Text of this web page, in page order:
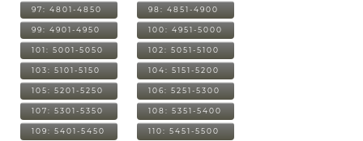
97: 4801-4850 98: 4851-4900
99: 4901-4950 100: 4951-5000
101: 5001-5050 102: 5051-5100
103: 5101-5150 104: 5151-5200
105: 5201-5250 106: 5251-5300
107: 5301-5350 108: 5351-5400
109: 5401-5450 110: 5451-5500